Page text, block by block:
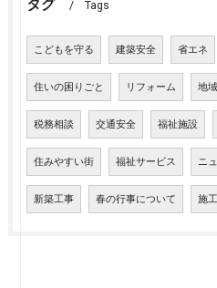
タグ Tags
こどもを守る 建築安全 省エネ
住いの困りごと リフォーム 地
税務相談 交通安全 福祉施設
住みやすい街 福祉サービス ニ
新築工事 春の行事について 施